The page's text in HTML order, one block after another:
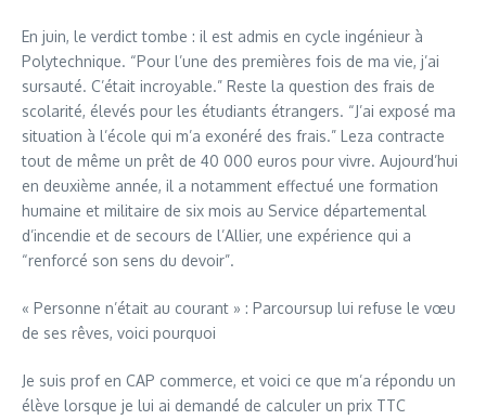
En juin, le verdict tombe : il est admis en cycle ingénieur à
Polytechnique. “Pour l’une des premières fois de ma vie, j’ai
sursauté. C’était incroyable.” Reste la question des frais de
scolarité, élevés pour les étudiants étrangers. “J’ai exposé ma
situation à l’école qui m’a exonéré des frais.” Leza contracte
tout de même un prêt de 40 000 euros pour vivre. Aujourd’hui
en deuxième année, il a notamment effectué une formation
humaine et militaire de six mois au Service départemental
d’incendie et de secours de l’Allier, une expérience qui a
“renforcé son sens du devoir”.
« Personne n’était au courant » : Parcoursup lui refuse le vœu
de ses rêves, voici pourquoi
Je suis prof en CAP commerce, et voici ce que m’a répondu un
élève lorsque je lui ai demandé de calculer un prix TTC